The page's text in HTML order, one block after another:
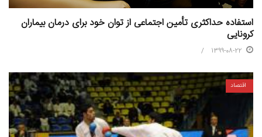
استفاده حداکثری تأمین اجتماعی از توان خود برای درمان بیماران
کرونایی
1399-08-22
اقتصاد